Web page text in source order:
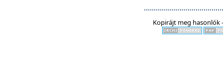
Kopirájt meg hasonlók